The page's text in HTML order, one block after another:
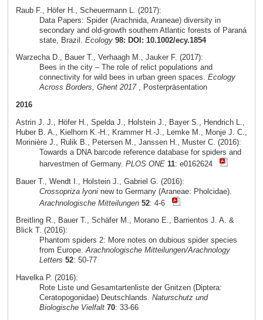
Raub F., Höfer H., Scheuermann L. (2017):
Data Papers: Spider (Arachnida, Araneae) diversity in
secondary and old-growth southern Atlantic forests of Paraná
state, Brazil. Ecology 98: DOI: 10.1002/ecy.1854
Warzecha D., Bauer T., Verhaagh M., Jauker F. (2017):
Bees in the city – The role of relict populations and
connectivity for wild bees in urban green spaces. Ecology
Across Borders, Ghent 2017, Posterpräsentation
2016
Astrin J. J., Höfer H., Spelda J., Holstein J., Bayer S., Hendrich L.,
Huber B. A., Kielhorn K.-H., Krammer H.-J., Lemke M., Monje J. C.,
Morinière J., Rulik B., Petersen M., Janssen H., Muster C. (2016):
Towards a DNA barcode reference database for spiders and
harvestmen of Germany. PLOS ONE 11: e0162624
Bauer T., Wendt I., Holstein J., Gabriel G. (2016):
Crossopriza lyoninew to Germany (Araneae: Pholcidae).
Arachnologische Mitteilungen 52: 4-6
Breitling R., Bauer T., Schäfer M., Morano E., Barrientos J. A. &
Blick T. (2016):
Phantom spiders 2: More notes on dubious spider species
from Europe.Arachnologische Mitteilungen/Arachnology
Letters 52: 50-77
Havelka P. (2016):
Rote Liste und Gesamtartenliste der Gnitzen (Diptera:
Ceratopogonidae) Deutschlands. Naturschutz und
Biologische Vielfalt 70: 33-66